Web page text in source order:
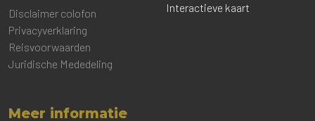
Disclaimer colofon
Privacyverklaring
Reisvoorwaarden
Juridische Mededeling
Interactieve kaart
Meer informatie